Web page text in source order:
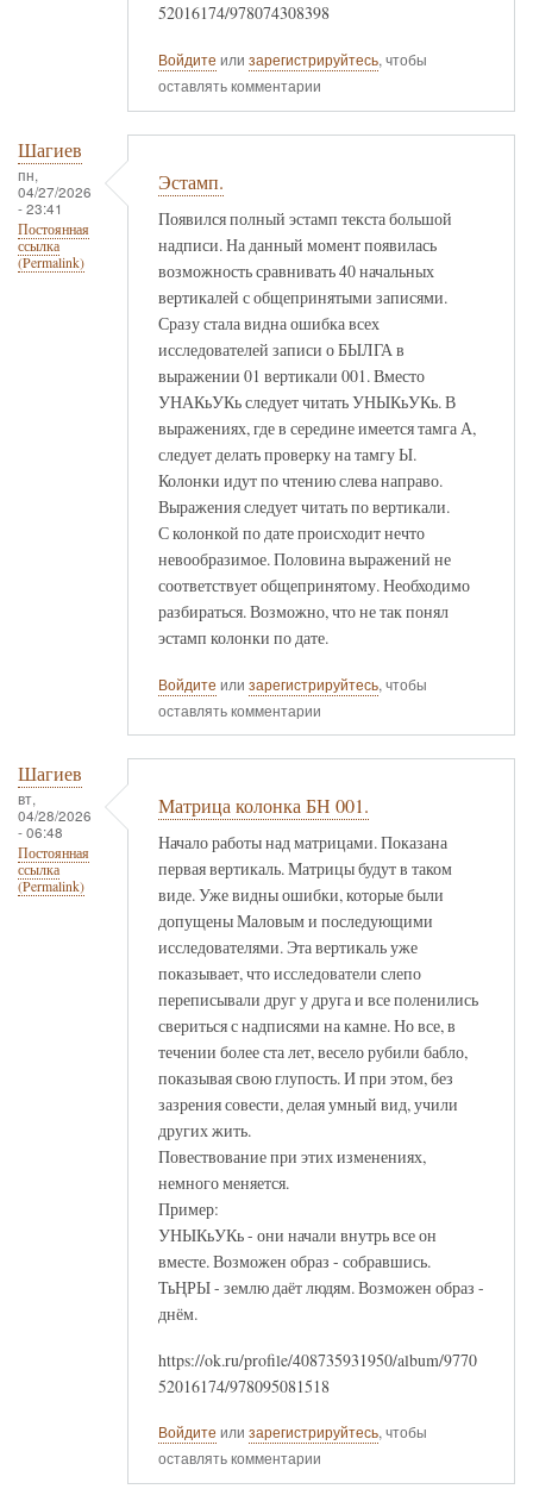
52016174/978074308398
Войдите или зарегистрируйтесь, чтобы
оставлять комментарии
Шагиев
пн,
04/27/2026
- 23:41
Постоянная
ссылка
(Permalink)
Эстамп.
Появился полный эстамп текста большой
надписи. На данный момент появилась
возможность сравнивать 40 начальных
вертикалей с общепринятыми записями.
Сразу стала видна ошибка всех
исследователей записи о БЫЛГА в
выражении 01 вертикали 001. Вместо
УНАКьУКь следует читать УНЫКьУКь. В
выражениях, где в середине имеется тамга А,
следует делать проверку на тамгу Ы.
Колонки идут по чтению слева направо.
Выражения следует читать по вертикали.
С колонкой по дате происходит нечто
невообразимое. Половина выражений не
соответствует общепринятому. Необходимо
разбираться. Возможно, что не так понял
эстамп колонки по дате.
Войдите или зарегистрируйтесь, чтобы
оставлять комментарии
Шагиев
вт,
04/28/2026
- 06:48
Постоянная
ссылка
(Permalink)
Матрица колонка БН 001.
Начало работы над матрицами. Показана
первая вертикаль. Матрицы будут в таком
виде. Уже видны ошибки, которые были
допущены Маловым и последующими
исследователями. Эта вертикаль уже
показывает, что исследователи слепо
переписывали друг у друга и все поленились
свериться с надписями на камне. Но все, в
течении более ста лет, весело рубили бабло,
показывая свою глупость. И при этом, без
зазрения совести, делая умный вид, учили
других жить.
Повествование при этих изменениях,
немного меняется.
Пример:
УНЫКьУКь - они начали внутрь все он
вместе. Возможен образ - собравшись.
ТьҢРЫ - землю даёт людям. Возможен образ -
днём.
https://ok.ru/profile/408735931950/album/9770
52016174/978095081518
Войдите или зарегистрируйтесь, чтобы
оставлять комментарии